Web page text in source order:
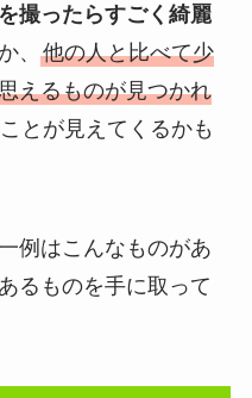
撮ったらすごく綺麗
、 他の人と比べて少
えるものが見つかれ
とが見えてくるかも
例はこんなものがあ
るものを手に取って